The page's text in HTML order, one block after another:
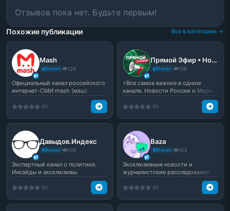
Отзывов пока нет. Будьте первым!
Похожие публикации Все в категории →
Mash
Канал 129
Официальный канал российского
интернет-СМИ mash (мэш).
(0)
Прямой Эфир • Новости
Канал 108
⚡️Все самое важное в одном
канале. Новости России и Мира
(0)
Давыдов.Индекс
Канал 103
Экспертный канал о политике.
Инсайды и эксклюзивы.
(0)
Baza
Канал 103
Эксклюзивные новости и
журналистские расследования.
(0)